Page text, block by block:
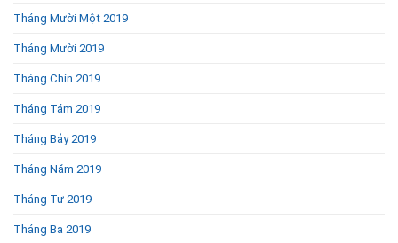
Tháng Mười Một 2019
Tháng Mười 2019
Tháng Chín 2019
Tháng Tám 2019
Tháng Bảy 2019
Tháng Năm 2019
Tháng Tư 2019
Tháng Ba 2019